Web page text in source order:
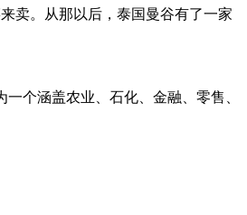
卖。从那以后，泰国曼谷有了一家
个涵盖农业、石化、金融、零售、